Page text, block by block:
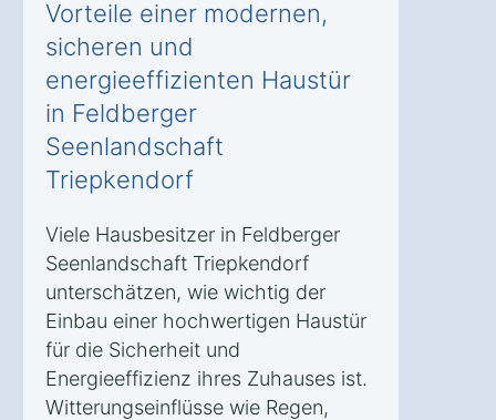
Vorteile einer modernen,
sicheren und
energieeffizienten Haustür
in Feldberger
Seenlandschaft
Triepkendorf
Viele Hausbesitzer in Feldberger
Seenlandschaft Triepkendorf
unterschätzen, wie wichtig der
Einbau einer hochwertigen Haustür
für die Sicherheit und
Energieeffizienz ihres Zuhauses ist.
Witterungseinflüsse wie Regen,